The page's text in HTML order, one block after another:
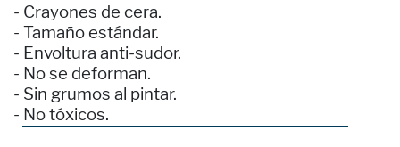
- Crayones de cera.
- Tamaño estándar.
- Envoltura anti-sudor.
- No se deforman.
- Sin grumos al pintar.
- No tóxicos.